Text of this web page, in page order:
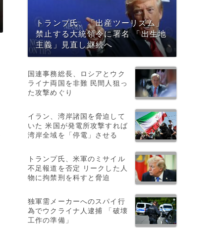
トランプ氏、「出産ツーリズム」
禁止する大統領令に署名 「出生地
主義」見直し継続へ
国連事務総長、ロシアとウク
ライナ両国を非難 民間人狙っ
た攻撃めぐり
イラン、湾岸諸国を脅迫して
いた 米国が発電所攻撃すれば
湾岸全域を「停電」させる
トランプ氏、米軍のミサイル
不足報道を否定 リークした人
物に拘禁刑を科すと脅迫
独軍需メーカーへのスパイ行
為でウクライナ人逮捕 「破壊
工作の準備」